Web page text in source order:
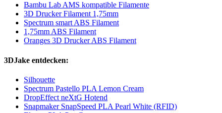
Bambu Lab AMS kompatible Filamente
3D Drucker Filament 1,75mm
Spectrum smart ABS Filament
1,75mm ABS Filament
Oranges 3D Drucker ABS Filament
3DJake entdecken:
Silhouette
Spectrum Pastello PLA Lemon Cream
DropEffect neXtG Hotend
Snapmaker SnapSpeed PLA Pearl White (RFID)